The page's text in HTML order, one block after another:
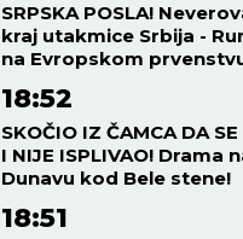
SRPSKA POSLA!
kraj utakmice Srbija -
na Evropskom
18:52
SKOČIO IZ ČAMCA DA SE
I NIJE ISPLIVAO! Drama
Dunavu kod Bele stene!
18:51